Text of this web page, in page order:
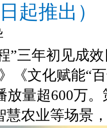
起推出）
”三年初见成
《文化赋能“
放量超600万
慧农业等场景